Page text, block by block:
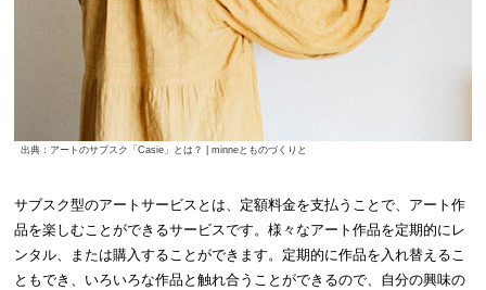
出典：アートのサブスク「Casie」とは？ | minneとものづくりと
サブスク型のアートサービスとは、定額料金を支払うことで、アート作
品を楽しむことができるサービスです。様々なアート作品を定期的にレ
ンタル、または購入することができます。定期的に作品を入れ替えるこ
ともでき、いろいろな作品と触れ合うことができるので、自分の興味の